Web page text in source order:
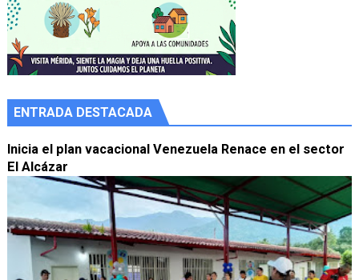
ENTRADA DESTACADA
Inicia el plan vacacional Venezuela Renace en el sector
El Alcázar